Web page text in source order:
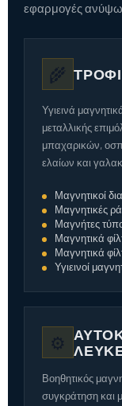
εφαρμογές
🌾
Υγιεινά
μεταλλικής
μπαχαρικών,
ελαίων και
Μαγνητικοί
Μαγνητικές
Μαγνήτες
Μαγνητικά
Μαγνητικά
Υγιεινοί
⚙️
Βοηθητικός
συγκράτηση και